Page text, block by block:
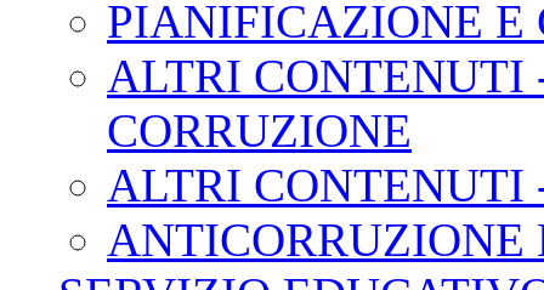
PIANIFICAZIONE E
ALTRI CONTENUTI
CORRUZIONE
ALTRI CONTENUTI
ANTICORRUZIONE